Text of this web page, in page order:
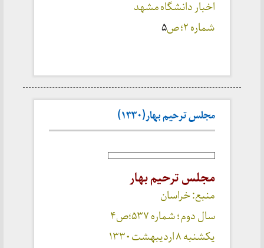
اخبار دانشگاه مشهد
۵
مجلس ترحیم بهار(۱۳۳۰)
مجلس ترحیم بهار
منبع: خراسان
سال دوم ؛ شماره ۵۳۷؛ص۴